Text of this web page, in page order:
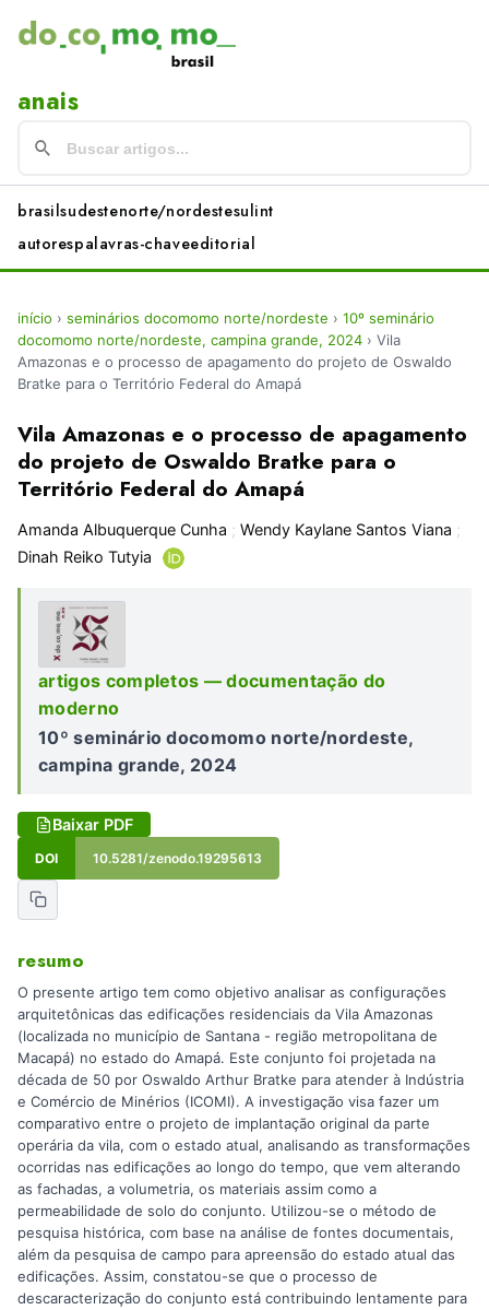
anais
brasilsudestenorte/nordestesulint
autorespalavras-chaveeditorial
início › seminários docomomo norte/nordeste › 10º seminário
docomomo norte/nordeste, campina grande, 2024 › Vila
Amazonas e o processo de apagamento do projeto de Oswaldo
Bratke para o Território Federal do Amapá
Vila Amazonas e o processo de apagamento
do projeto de Oswaldo Bratke para o
Território Federal do Amapá
Amanda Albuquerque Cunha ; Wendy Kaylane Santos Viana ;
Dinah Reiko Tutyia
artigos completos — documentação do
moderno
10º seminário docomomo norte/nordeste,
campina grande, 2024
Baixar PDF
DOI 10.5281/zenodo.19295613
resumo
O presente artigo tem como objetivo analisar as configurações
arquitetônicas das edificações residenciais da Vila Amazonas
(localizada no município de Santana - região metropolitana de
Macapá) no estado do Amapá. Este conjunto foi projetada na
década de 50 por Oswaldo Arthur Bratke para atender à Indústria
e Comércio de Minérios (ICOMI). A investigação visa fazer um
comparativo entre o projeto de implantação original da parte
operária da vila, com o estado atual, analisando as transformações
ocorridas nas edificações ao longo do tempo, que vem alterando
as fachadas, a volumetria, os materiais assim como a
permeabilidade de solo do conjunto. Utilizou-se o método de
pesquisa histórica, com base na análise de fontes documentais,
além da pesquisa de campo para apreensão do estado atual das
edificações. Assim, constatou-se que o processo de
descaracterização do conjunto está contribuindo lentamente para